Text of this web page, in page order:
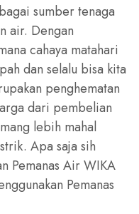
sumber tenaga
air. Dengan
cahaya matahari
dan selalu bisa kita
penghematan
dari pembelian
lebih mahal
Apa saja sih
Pemanas Air WIKA
Pemanas